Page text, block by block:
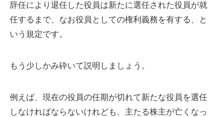
辞任により退任した役員は新たに選任された役員が就
任するまで、なお役員としての権利義務を有する、と
いう規定です。
もう少しかみ砕いて説明しましょう。
例えば、現在の役員の任期が切れて新たな役員を選任
しなければならないけれども、主たる株主が亡くなっ